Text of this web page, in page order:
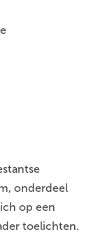
onderdeel
op een
toelichten.